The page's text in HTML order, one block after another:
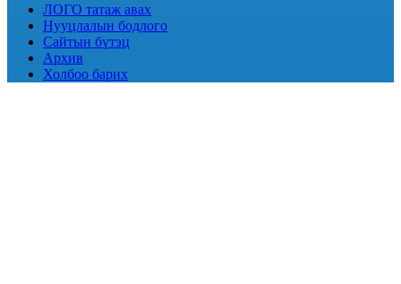
ЛОГО татаж авах
Нууцлалын бодлого
Сайтын бүтэц
Архив
Холбоо барих